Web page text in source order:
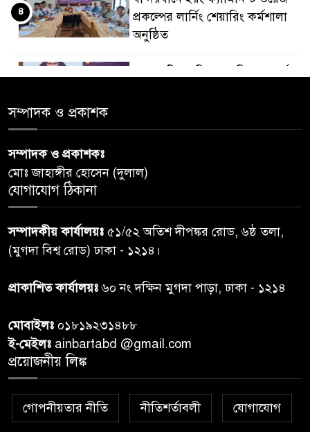
প্রকল্পের লার্নিং শেয়ারিং কর্মশালা
অনুষ্ঠিত
৪
ডায়াবেটিস প্রতিরোধে বিজ্ঞান, ধর্ম ও
পেশ
৬
তদন্ত শেষ পর্যায়ে, দ্রুত চার্জশিট
৭
রাতের মধ্যে ঢাকাসহ ১০ অঞ্চলে
ঝড়বৃষ্টির পূর্বাভাস
৮
প্রধানমন্ত্রীর সঙ্গে দেখা করে স্বপ্নপূরণ
উপহার
৯
২০ আগস্ট রাষ্ট্রপতি নির্বাচন,
১০
সম্পাদক ও প্রকাশক
সম্পাদক ও প্রকাশকঃ
মোঃ জাহাঙ্গীর হোসেন (দুলাল)
যোগাযোগ ঠিকানা
সম্পাদকীয় কার্যালয়ঃ ৫১/৫২ অতিশ দীপঙ্কর রোড, ৬ষ্ঠ তলা,
(মুগদা বিশ্ব রোড) ঢাকা - ১২১৪।
প্রাকাশিত কার্যালয়ঃ৬০ নং দক্ষিন মুগদা পাড়া, ঢাকা - ১২১৪
মোবাইলঃ ০১৮১৯২৩১৪৮৮
ই-মেইলঃ ainbartabd @gmail.com
প্রয়োজনীয় লিঙ্ক
গোপনীয়তার নীতি নীতিশর্তাবলী যোগাযোগ